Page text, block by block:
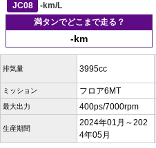
JC08
-km/L
満タンでどこまで走る？
-km
排気量 3995cc
ミッション フロア6MT
最大出力 400ps/7000rpm
生産期間
2024年01月～202
4年05月